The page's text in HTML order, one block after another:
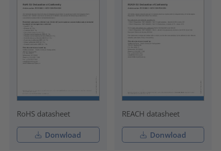
RoHS datasheet
Donwload
REACH datasheet
Donwload